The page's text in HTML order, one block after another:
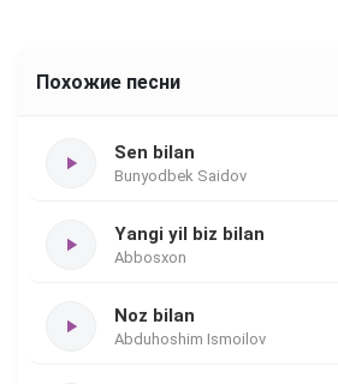
Похожие песни
Sen bilan
Bunyodbek Saidov
Yangi yil biz bilan
Abbosxon
Noz bilan
Abduhoshim Ismoilov